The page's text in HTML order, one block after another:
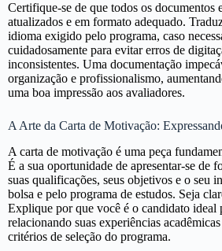
Certifique-se de que todos os documentos
atualizados e em formato adequado.
idioma exigido pelo programa, caso
cuidadosamente para evitar erros de
inconsistentes. Uma documentação
organização e profissionalismo,
uma boa impressão aos avaliadores.
A Arte da Carta de Motivação:
A carta de motivação é uma peça
É a sua oportunidade de apresentar-se de
suas qualificações, seus objetivos e o seu
bolsa e pelo programa de estudos. Seja
Explique por que você é o candidato ideal
relacionando suas experiências
critérios de seleção do programa.